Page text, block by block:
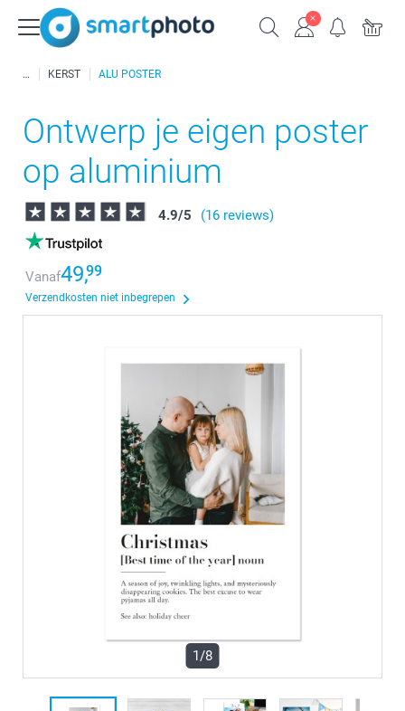
KERST ALU POSTER
Ontwerp je eigen poster
op aluminium
4.9/5 (16 reviews)
Vanaf49,99
Verzendkosten niet inbegrepen
1/8